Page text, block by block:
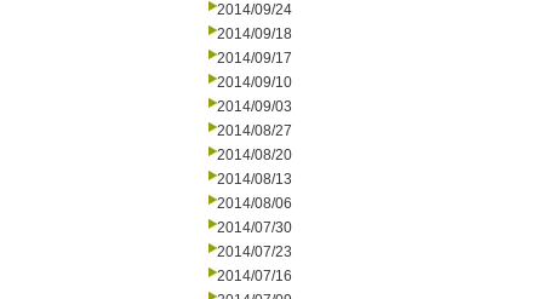
2014/09/24
2014/09/18
2014/09/17
2014/09/10
2014/09/03
2014/08/27
2014/08/20
2014/08/13
2014/08/06
2014/07/30
2014/07/23
2014/07/16